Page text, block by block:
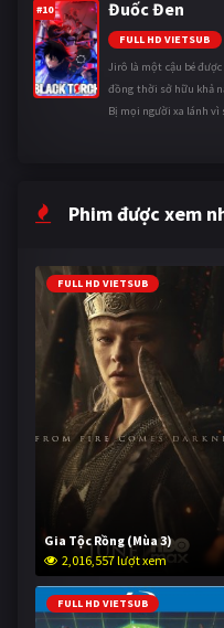
#10 Đuốc Đen
FULL HD VIETSUB
Jirô là một cậu bé
đồng thời sở hữu khả
Bị mọi người xa lánh vì
Phim được xem
FULL HD VIETSUB
Gia Tộc Rồng (Mùa 3)
2,016,557 lượt xem
FULL HD VIETSUB